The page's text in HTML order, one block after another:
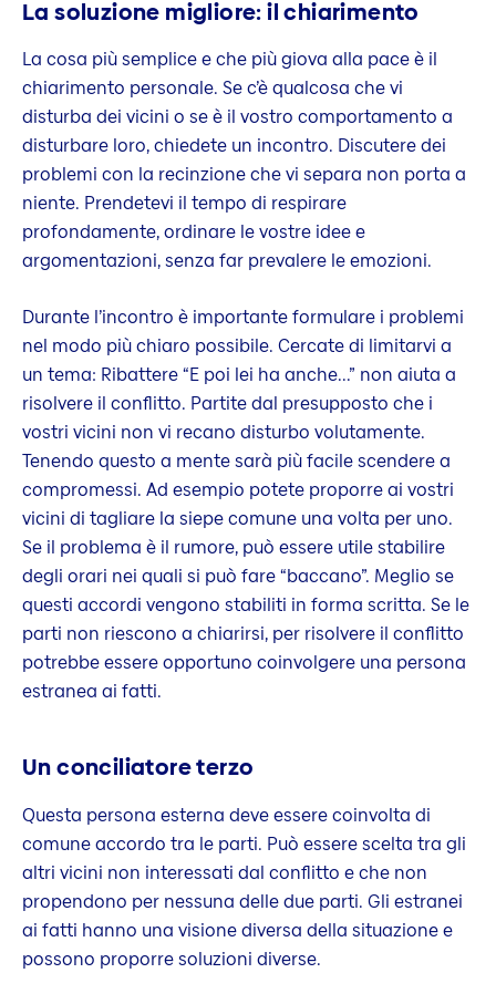
La soluzione migliore: il chiarimento
La cosa più semplice e che più giova alla pace è il
chiarimento personale. Se c’è qualcosa che vi
disturba dei vicini o se è il vostro comportamento a
disturbare loro, chiedete un incontro. Discutere dei
problemi con la recinzione che vi separa non porta a
niente. Prendetevi il tempo di respirare
profondamente, ordinare le vostre idee e
argomentazioni, senza far prevalere le emozioni.
Durante l’incontro è importante formulare i problemi
nel modo più chiaro possibile. Cercate di limitarvi a
un tema: Ribattere “E poi lei ha anche...” non aiuta a
risolvere il conflitto. Partite dal presupposto che i
vostri vicini non vi recano disturbo volutamente.
Tenendo questo a mente sarà più facile scendere a
compromessi. Ad esempio potete proporre ai vostri
vicini di tagliare la siepe comune una volta per uno.
Se il problema è il rumore, può essere utile stabilire
degli orari nei quali si può fare “baccano”. Meglio se
questi accordi vengono stabiliti in forma scritta. Se le
parti non riescono a chiarirsi, per risolvere il conflitto
potrebbe essere opportuno coinvolgere una persona
estranea ai fatti.
Un conciliatore terzo
Questa persona esterna deve essere coinvolta di
comune accordo tra le parti. Può essere scelta tra gli
altri vicini non interessati dal conflitto e che non
propendono per nessuna delle due parti. Gli estranei
ai fatti hanno una visione diversa della situazione e
possono proporre soluzioni diverse.